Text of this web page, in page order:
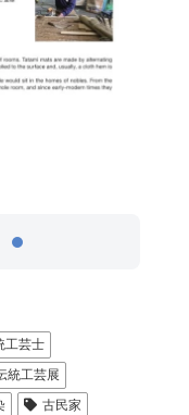
工芸士
統工芸展
古民家